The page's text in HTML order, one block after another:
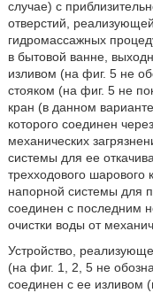
случае) с
отверстий,
гидромассажных
в бытовой ванне,
изливом (на фиг. 5 не
стояком (на фиг. 5 не
кран (в данном
которого соединен
механических
системы для ее
трехходового
напорной системы для
соединен с последним
очистки воды от
Устройство,
(на фиг. 1, 2, 5 не
соединен с ее изливом